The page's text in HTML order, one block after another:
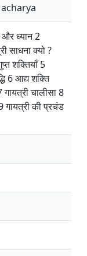
ध्यान 2
साधना क्यो ?
शक्तियाँ 5
6 आद्य शक्ति
गायत्री चालीसा 8
गायत्री की प्रचंड